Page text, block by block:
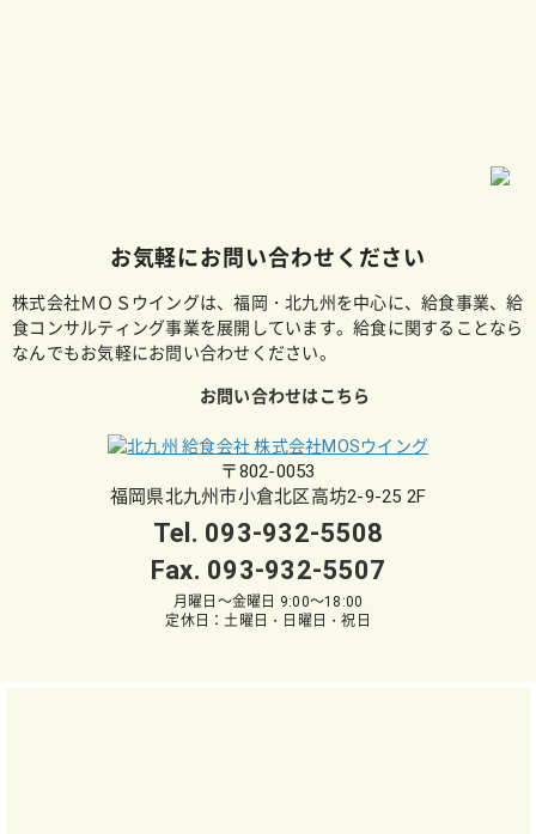
お気軽にお問い合わせください
株式会社ＭＯＳウイングは、福岡・北九州を中心に、給食事業、給
食コンサルティング事業を展開しています。給食に関することなら
なんでもお気軽にお問い合わせください。
お問い合わせはこちら
〒802-0053
福岡県北九州市小倉北区高坊2-9-25 2F
Tel. 093-932-5508
Fax. 093-932-5507
月曜日～金曜日 9:00～18:00
定休日：土曜日・日曜日・祝日